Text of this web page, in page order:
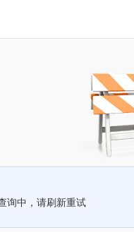
询中，请刷新重试